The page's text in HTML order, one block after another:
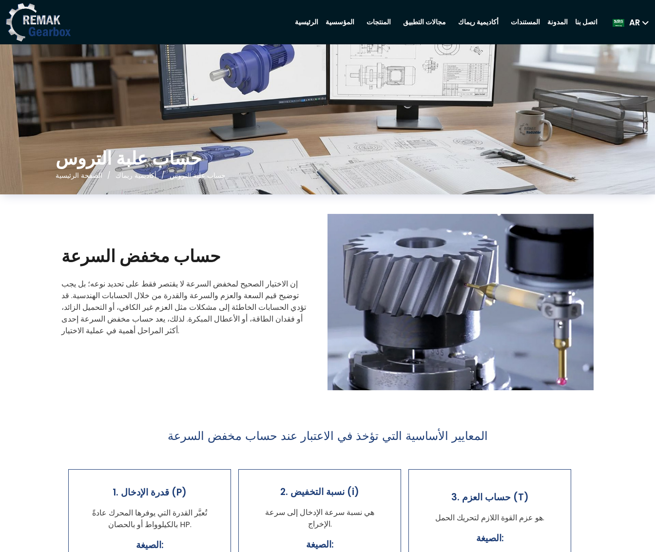
الرئيسية المؤسسية المنتجات مجالات التطبيق أكاديمية ريماك المستندات المدونة اتصل بنا AR
حساب علبة التروس
الصفحة الرئيسية أكاديمية ريماك حساب علبة التروس
حساب مخفض السرعة
إن الاختيار الصحيح لمخفض السرعة لا يقتصر فقط على تحديد نوعه؛ بل يجب
توضيح قيم السعة والعزم والسرعة والقدرة من خلال الحسابات الهندسية. قد
تؤدي الحسابات الخاطئة إلى مشكلات مثل العزم غير الكافي، أو التحميل الزائد،
أو فقدان الطاقة، أو الأعطال المبكرة. لذلك، يعد حساب مخفض السرعة إحدى
أكثر المراحل أهمية في عملية الاختيار.
المعايير الأساسية التي تؤخذ في الاعتبار عند حساب مخفض السرعة
1. قدرة الإدخال (P)
تُعبَّر القدرة التي يوفرها المحرك عادةً
بالكيلوواط أو بالحصان HP.
الصيغة:
2. نسبة التخفيض (i)
هي نسبة سرعة الإدخال إلى سرعة
الإخراج.
الصيغة:
3. حساب العزم (T)
هو عزم القوة اللازم لتحريك الحمل.
الصيغة: